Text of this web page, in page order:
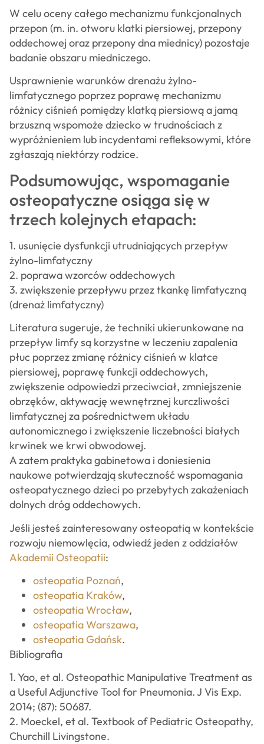
W celu oceny całego mechanizmu funkcjonalnych
przepon (m. in. otworu klatki piersiowej, przepony
oddechowej oraz przepony dna miednicy) pozostaje
badanie obszaru miedniczego.
Usprawnienie warunków drenażu żylno-
limfatycznego poprzez poprawę mechanizmu
różnicy ciśnień pomiędzy klatką piersiową a jamą
brzuszną wspomoże dziecko w trudnościach z
wypróżnieniem lub incydentami refleksowymi, które
zgłaszają niektórzy rodzice.
Podsumowując, wspomaganie
osteopatyczne osiąga się w
trzech kolejnych etapach:
1. usunięcie dysfunkcji utrudniających przepływ
żylno-limfatyczny
2. poprawa wzorców oddechowych
3. zwiększenie przepływu przez tkankę limfatyczną
(drenaż limfatyczny)
Literatura sugeruje, że techniki ukierunkowane na
przepływ limfy są korzystne w leczeniu zapalenia
płuc poprzez zmianę różnicy ciśnień w klatce
piersiowej, poprawę funkcji oddechowych,
zwiększenie odpowiedzi przeciwciał, zmniejszenie
obrzęków, aktywację wewnętrznej kurczliwości
limfatycznej za pośrednictwem układu
autonomicznego i zwiększenie liczebności białych
krwinek we krwi obwodowej.
A zatem praktyka gabinetowa i doniesienia
naukowe potwierdzają skuteczność wspomagania
osteopatycznego dzieci po przebytych zakażeniach
dolnych dróg oddechowych.
Jeśli jesteś zainteresowany osteopatią w kontekście
rozwoju niemowlęcia, odwiedź jeden z oddziałów
Akademii Osteopatii:
osteopatia Poznań,
osteopatia Kraków,
osteopatia Wrocław,
osteopatia Warszawa,
osteopatia Gdańsk.
Bibliografia
1. Yao, et al. Osteopathic Manipulative Treatment as
a Useful Adjunctive Tool for Pneumonia. J Vis Exp.
2014; (87): 50687.
2. Moeckel, et al. Textbook of Pediatric Osteopathy,
Churchill Livingstone.